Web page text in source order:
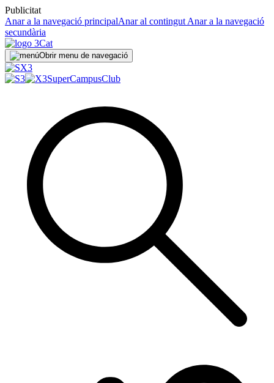
Publicitat
Anar a la navegació principalAnar al contingut Anar a la navegació
secundària
Obrir menu de navegació
SuperCampusClub